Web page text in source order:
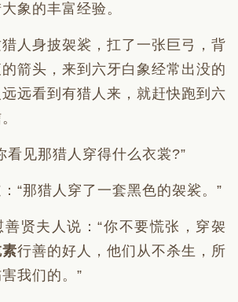
象的丰富经验。
人身披袈裟，扛了一张巨弓，背
箭头，来到六牙白象经常出没的
远看到有猎人来，就赶快跑到六
看见那猎人穿得什么衣裳?”
“那猎人穿了一套黑色的袈裟。”
贤夫人说：“你不要慌张，穿袈
行善的好人，他们从不杀生，所
我们的。”